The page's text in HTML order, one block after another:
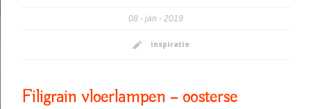
08 jan 2019
inspiratie
Filigrain vloerlampen – oosterse